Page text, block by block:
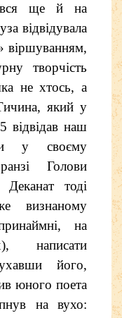
ще й на
відвідувала
віршуванням,
творчість
не хтось, а
який у
відвідав наш
у своєму
Голови
тоді
визнаному
на
написати
його,
юного поета
на вухо: